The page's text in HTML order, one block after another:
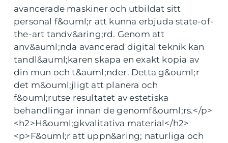
avancerade maskiner och utbildat sitt
personal f&ouml;r att kunna erbjuda state-of-
the-art tandv&aring;rd. Genom att
anv&auml;nda avancerad digital teknik kan
tandl&auml;karen skapa en exakt kopia av
din mun och t&auml;nder. Detta g&ouml;r
det m&ouml;jligt att planera och
f&ouml;rutse resultatet av estetiska
behandlingar innan de genomf&ouml;rs.</p>
<h2>H&ouml;gkvalitativa material</h2>
<p>F&ouml;r att uppn&aring; naturliga och